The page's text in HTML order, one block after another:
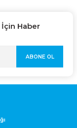
Haber
ABONE OL